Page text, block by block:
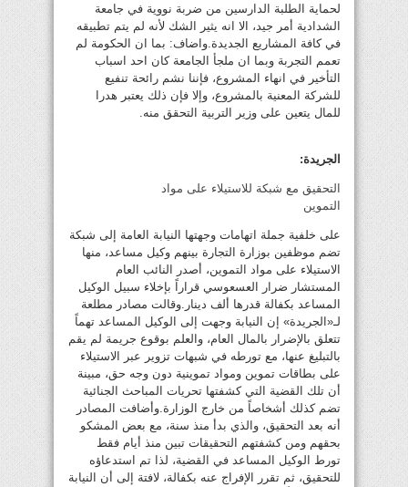
لحماية الطلبة الدارسين من ضربة نووية في جامعة
الشدادية أمر جيد، الا انه يثير الشك لأنه لم يتم تطبيقه
في كافة المشاريع الجديدة.واضاف: بما ان الحكومة لم
تعمم التجربة وبما ان ملجأ الجامعة كان احد اسباب
التأخير في انهاء المشروع، فإننا نشم رائحة تنفيع
للشركة المعنية بالمشروع، وإلا فإن ذلك يعتبر هدرا
للمال يتعين على وزير التربية التحقق منه.
الجريدة:
التحقيق مع شبكة للاستيلاء على مواد
التموين
على خلفية جملة اتهامات وجهتها النيابة العامة إلى شبكة
تضم موظفين بوزارة التجارة بينهم وكيل مساعد، منها
الاستيلاء على مواد التموين، أصدر النائب العام
المستشار ضرار العسعوسي قراراً بإخلاء سبيل الوكيل
المساعد بكفالة قدرها ألف دينار.وقالت مصادر مطلعة
لـ«الجريدة» إن النيابة وجهت إلى الوكيل المساعد تهماً
تتعلق بالإضرار بالمال العام، والعلم بوقوع جريمة لم يقم
بالتبليغ عنها، مع تورطه في شبهات تزوير عبر الاستيلاء
على بطاقات تموين ومواد تموينية دون وجه حق، مبينة
أن تلك القضية التي كشفتها تحريات المباحث الجنائية
تضم كذلك أشخاصاً من خارج الوزارة.وأضافت المصادر
أنه بعد التحقيق، والذي بدأ منذ سنة، مع بعض المشكو
بحقهم ومن كشفتهم التحقيقات تبين منذ أيام فقط
تورط الوكيل المساعد في القضية، لذا تم استدعاؤه
للتحقيق، ثم تقرر الإفراج عنه بكفالة، لافتة إلى أن النيابة